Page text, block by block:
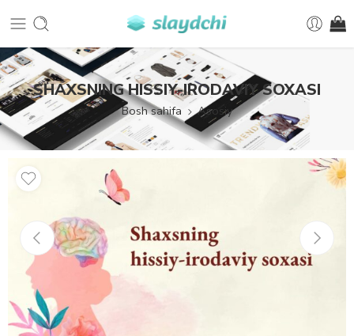
SHAXSNING HISSIY-IRODAVIY SOXASI
Bosh sahifa Asosiy